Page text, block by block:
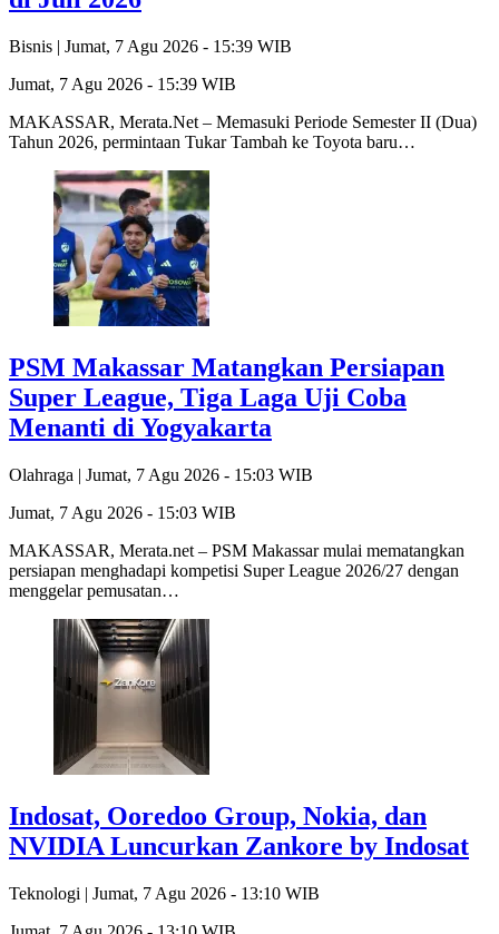
Bisnis | Jumat, 7 Agu 2026 - 15:39 WIB
Jumat, 7 Agu 2026 - 15:39 WIB
MAKASSAR, Merata.Net – Memasuki Periode Semester II (Dua)
Tahun 2026, permintaan Tukar Tambah ke Toyota baru…
PSM Makassar Matangkan Persiapan
Super League, Tiga Laga Uji Coba
Menanti di Yogyakarta
Olahraga | Jumat, 7 Agu 2026 - 15:03 WIB
Jumat, 7 Agu 2026 - 15:03 WIB
MAKASSAR, Merata.net – PSM Makassar mulai mematangkan
persiapan menghadapi kompetisi Super League 2026/27 dengan
menggelar pemusatan…
Indosat, Ooredoo Group, Nokia, dan
NVIDIA Luncurkan Zankore by Indosat
Teknologi | Jumat, 7 Agu 2026 - 13:10 WIB